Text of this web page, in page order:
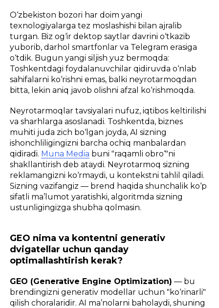
O‘zbekiston bozori har doim yangi
texnologiyalarga tez moslashishi bilan ajralib
turgan. Biz og‘ir dektop saytlar davrini o‘tkazib
yuborib, darhol smartfonlar va Telegram erasiga
o‘tdik. Bugun yangi siljish yuz bermoqda:
Toshkentdagi foydalanuvchilar qidiruvda o‘nlab
sahifalarni ko‘rishni emas, balki neyrotarmoqdan
bitta, lekin aniq javob olishni afzal ko‘rishmoqda.
Neyrotarmoqlar tavsiyalari nufuz, iqtibos keltirilishi
va sharhlarga asoslanadi. Toshkentda, biznes
muhiti juda zich bo‘lgan joyda, AI sizning
ishonchliligingizni barcha ochiq manbalardan
qidiradi. Muna Media buni "raqamli obro‘"ni
shakllantirish deb ataydi. Neyrotarmoq sizning
reklamangizni ko‘rmaydi, u kontekstni tahlil qiladi.
Sizning vazifangiz — brend haqida shunchalik ko‘p
sifatli ma’lumot yaratishki, algoritmda sizning
ustunligingizga shubha qolmasin.
GEO nima va kontentni generativ
dvigatellar uchun qanday
optimallashtirish kerak?
GEO (Generative Engine Optimization) — bu
brendingizni generativ modellar uchun "ko‘rinarli"
qilish choralaridir. AI ma’nolarni baholaydi, shuning